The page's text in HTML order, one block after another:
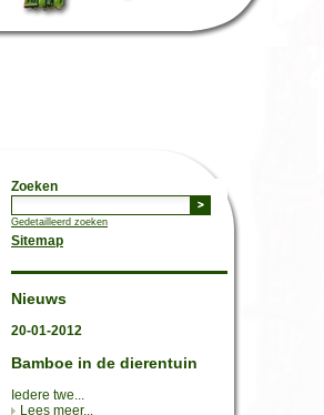
Zoeken
Gedetailleerd zoeken
Sitemap
Nieuws
20-01-2012
Bamboe in de dierentuin
Iedere twe...
Lees meer...